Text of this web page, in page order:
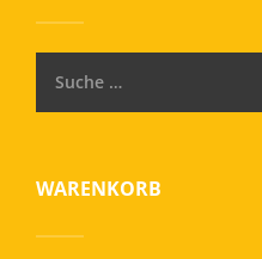
WARENKORB